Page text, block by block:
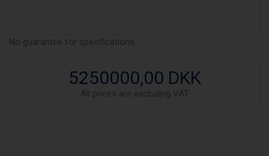
No guarantee for specifications
5250000,00 DKK
All prices are excluding VAT